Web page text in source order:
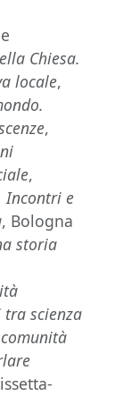
Chiesa.
locale,
,
,
Incontri e
, Bologna
storia
scienza